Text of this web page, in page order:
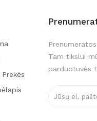
Tam tikslui
parduotuvės